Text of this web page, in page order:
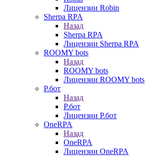
Лицензии Robin
Sherpa RPA
Назад
Sherpa RPA
Лицензии Sherpa RPA
ROOMY bots
Назад
ROOMY bots
Лицензии ROOMY bots
Р.бот
Назад
Р.бот
Лицензии Р.бот
OneRPA
Назад
OneRPA
Лицензии OneRPA